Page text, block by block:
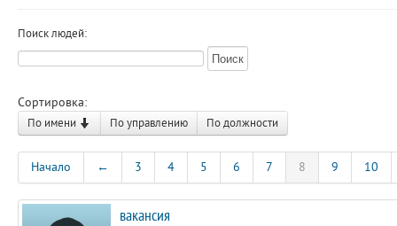
Поиск людей:
Сортировка:
По имени По управлению По должности
Начало ← 3 4 5 6 7 8 9 10
вакансия